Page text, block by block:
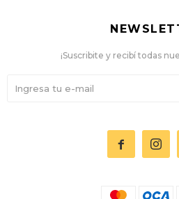
 
¡Suscribite y recibí todas